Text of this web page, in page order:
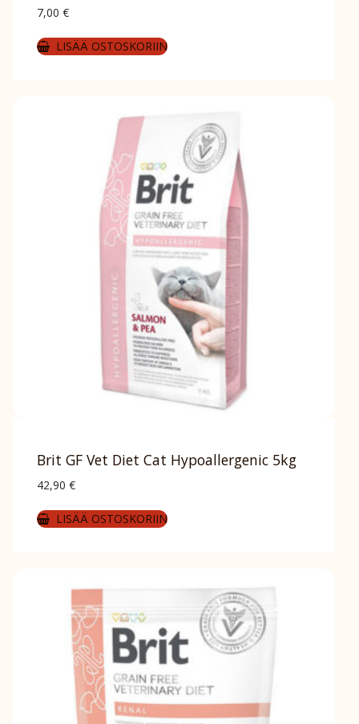
7,00 €
LISÄÄ OSTOSKORIIN
Brit GF Vet Diet Cat Hypoallergenic 5kg
42,90 €
LISÄÄ OSTOSKORIIN